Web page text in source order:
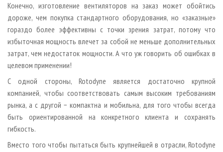
Конечно, изготовление вентиляторов на заказ может обойтись
дороже, чем покупка стандартного оборудования, но «заказные»
гораздо более эффективны с точки зрения затрат, потому что
избыточная мощность влечет за собой не меньше дополнительных
затрат, чем недостаток мощности. А что уж говорить об ошибках в
целевом применении!
С одной стороны, Rotodyne является достаточно крупной
компанией, чтобы соответствовать самым высоким требованиям
рынка, а с другой − компактна и мобильна, для того чтобы всегда
быть ориентированной на конкретного клиента и сохранять
гибкость.
Вместо того чтобы пытаться быть крупнейшей в отрасли, Rotodyne